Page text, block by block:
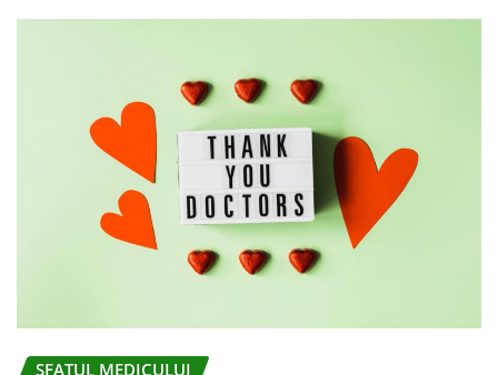
SFATUL MEDICULUI